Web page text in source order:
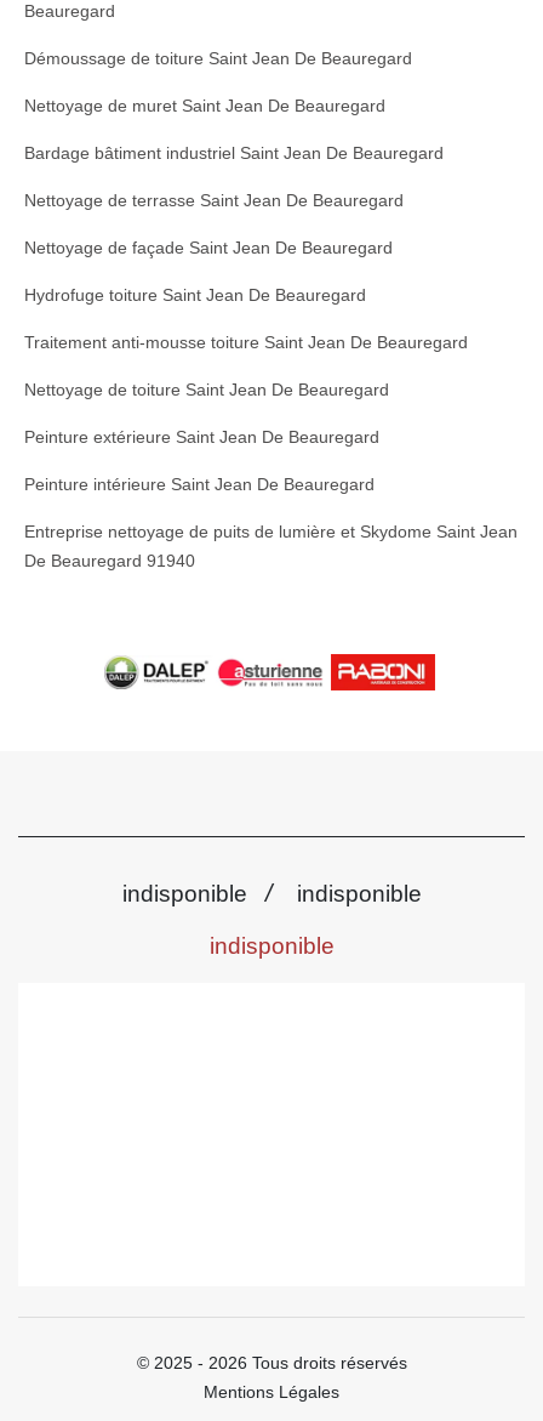
Beauregard
Démoussage de toiture Saint Jean De Beauregard
Nettoyage de muret Saint Jean De Beauregard
Bardage bâtiment industriel Saint Jean De Beauregard
Nettoyage de terrasse Saint Jean De Beauregard
Nettoyage de façade Saint Jean De Beauregard
Hydrofuge toiture Saint Jean De Beauregard
Traitement anti-mousse toiture Saint Jean De Beauregard
Nettoyage de toiture Saint Jean De Beauregard
Peinture extérieure Saint Jean De Beauregard
Peinture intérieure Saint Jean De Beauregard
Entreprise nettoyage de puits de lumière et Skydome Saint Jean
De Beauregard 91940
indisponible / indisponible
indisponible
© 2025 - 2026 Tous droits réservés
Mentions Légales